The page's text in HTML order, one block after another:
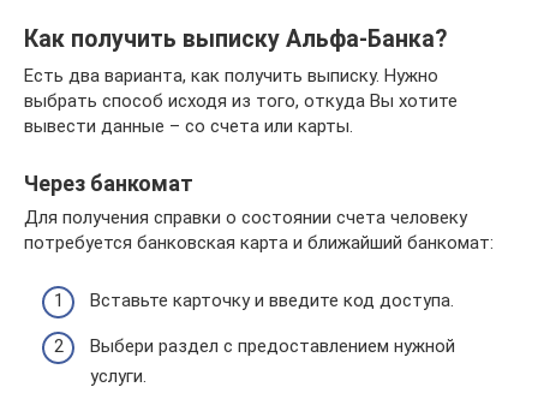
Как получить выписку Альфа-Банка?
Есть два варианта, как получить выписку. Нужно
выбрать способ исходя из того, откуда Вы хотите
вывести данные – со счета или карты.
Через банкомат
Для получения справки о состоянии счета человеку
потребуется банковская карта и ближайший банкомат:
Вставьте карточку и введите код доступа.
Выбери раздел с предоставлением нужной
услуги.